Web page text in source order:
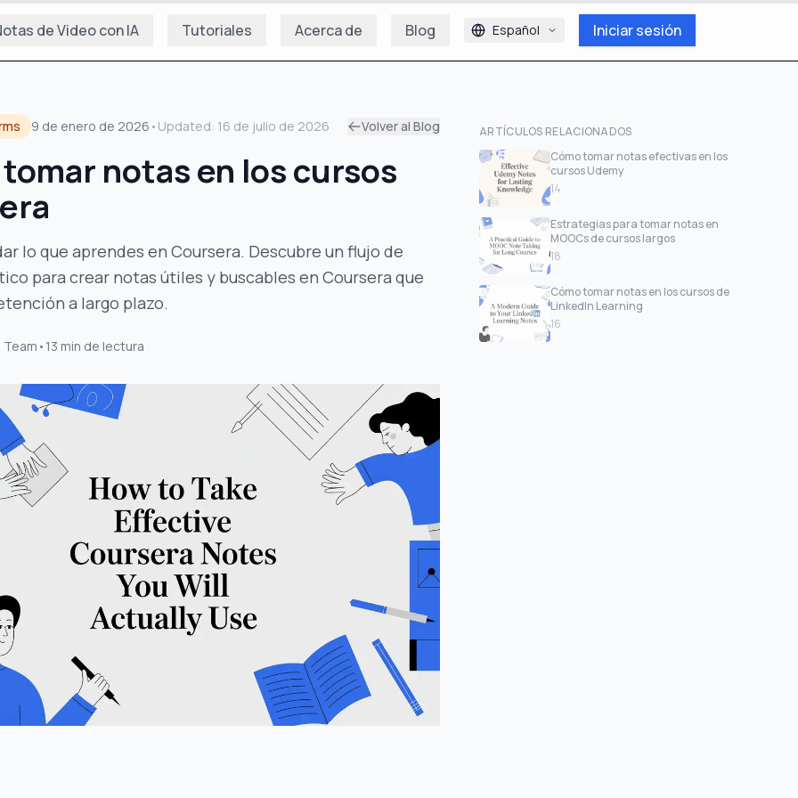
de Video con IA Tutoriales Acerca de Blog Español Iniciar sesión
9 de enero de 2026 • Updated: 16 de julio de 2026 Volver al Blog
notas en los cursos
lo que aprendes en Coursera. Descubre un flujo de
para crear notas útiles y buscables en Coursera que
a largo plazo.
• 13 min de lectura
ARTÍCULOS RELACIONADOS
Cómo tomar notas efectivas en los
cursos Udemy
14
Estrategias para tomar notas en
MOOCs de cursos largos
18
Cómo tomar notas en los cursos de
LinkedIn Learning
16